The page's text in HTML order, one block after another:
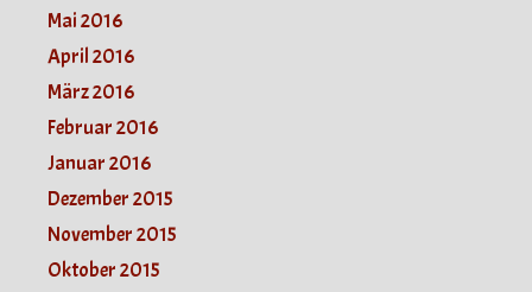
Mai 2016
April 2016
März 2016
Februar 2016
Januar 2016
Dezember 2015
November 2015
Oktober 2015